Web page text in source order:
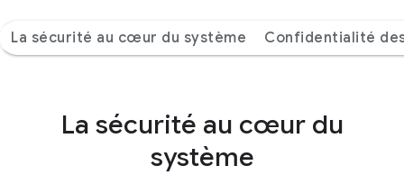
La sécurité au cœur du système Confidentialité
La sécurité au cœur du
système